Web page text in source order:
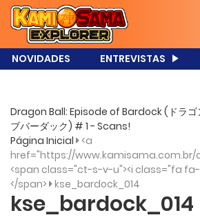
NOVIDADES ENTREVISTAS
Dragon Ball: Episode of Bardock (ドラゴ
ブバーダック) # 1 - Scans!
Página Inicial <a
href="https://www.kamisama.com.br/
<span class="ct-s-v-u"><i class="fa
</span> kse_bardock_014
kse_bardock_014